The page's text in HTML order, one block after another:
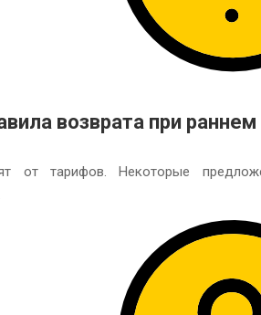
возврата при
от тарифов. Некоторые